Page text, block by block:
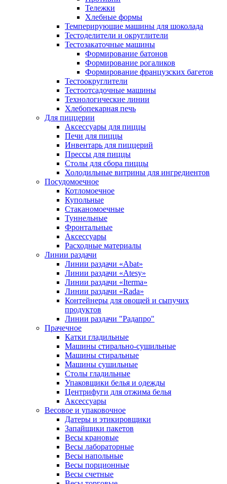
Тележки
Хлебные формы
Темперирующие машины для шоколада
Тестоделители и округлители
Тестозакаточные машины
Формирование батонов
Формирование рогаликов
Формирование французских багетов
Тестоокруглители
Тестоотсадочные машины
Технологические линии
Хлебопекарная печь
Для пиццерии
Аксессуары для пиццы
Печи для пиццы
Инвентарь для пиццерий
Прессы для пиццы
Столы для сбора пиццы
Холодильные витрины для ингредиентов
Посудомоечное
Котломоечное
Купольные
Стаканомоечные
Туннельные
Фронтальные
Аксессуары
Расходные материалы
Линии раздачи
Линии раздачи «Abat»
Линии раздачи «Atesy»
Линии раздачи «Iterma»
Линии раздачи «Rada»
Контейнеры для овощей и сыпучих
продуктов
Линии раздачи "Радапро"
Прачечное
Катки гладильные
Машины стирально-сушильные
Машины стиральные
Машины сушильные
Столы гладильные
Упаковщики белья и одежды
Центрифуги для отжима белья
Аксессуары
Весовое и упаковочное
Датеры и этикировщики
Запайщики пакетов
Весы крановые
Весы лабораторные
Весы напольные
Весы порционные
Весы счетные